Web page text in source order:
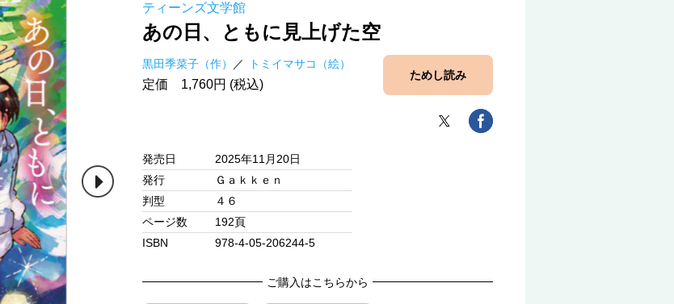
ティーンズ文学館
あの日、ともに見上げた空
ためし読み
黒田季菜子（作） トミイマサコ（絵）
定価 1,760円 (税込)
発売日
2025年11月20日
発行
Ｇａｋｋｅｎ
判型
４６
ページ数
192頁
ISBN
978-4-05-206244-5
ご購入はこちらから